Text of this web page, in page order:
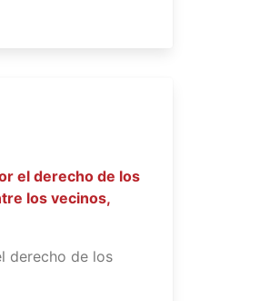
el derecho de los
los vecinos,
derecho de los